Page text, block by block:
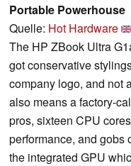
Portable Powerhouse
Quelle: Hot Hardware
The HP ZBook Ultra
got conservative
company logo, and not
also means a factory-
pros, sixteen CPU
performance, and gobs
the integrated GPU